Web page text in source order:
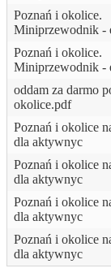
Poznań i okolice.
Miniprzewodnik -
Poznań i okolice.
Miniprzewodnik -
oddam za darmo
okolice.pdf
Poznań i okolice
dla aktywnyc
Poznań i okolice
dla aktywnyc
Poznań i okolice
dla aktywnyc
Poznań i okolice
dla aktywnyc